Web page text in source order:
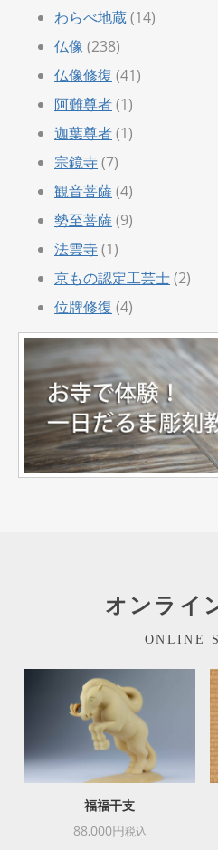
わらべ地蔵(14)
仏像 (238)
仏像修復 (41)
阿難尊者(1)
迦葉尊者(1)
宗鏡寺(7)
観音菩薩(4)
勢至菩薩(9)
法雲寺(1)
京もの認定工芸士(2)
位牌修復 (4)
オンライ
ONLINE
福福干支
88,000円税込